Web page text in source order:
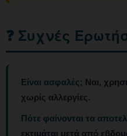
❓ Συχνές
Είναι ασφαλές; Ναι,
χωρίς αλλεργίες.
Πότε φαίνονται τα
εκτιμάται μετά από